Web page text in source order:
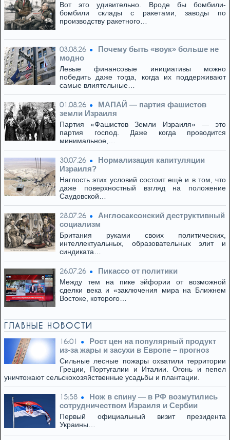
Вот это удивительно. Вроде бы бомбили-
бомбили склады с ракетами, заводы по
производству ракетного…
03.08.26
Почему быть «воук» больше не
модно
Левые финансовые инициативы можно
победить даже тогда, когда их поддерживают
самые влиятельные…
01.08.26
МАПАЙ — партия фашистов
земли Израиля
Партия «Фашистов Земли Израиля» — это
партия господ. Даже когда проводится
минимальное,…
30.07.26
Нормализация капитуляции
Израиля?
Наглость этих условий состоит ещё и в том, что
даже поверхностный взгляд на положение
Саудовской…
28.07.26
Англосаксонский деструктивный
социализм
Британия руками своих политических,
интеллектуальных, образовательных элит и
синдиката…
26.07.26 Пикассо от политики
Между тем на пике эйфории от возможной
сделки века и «заключения мира на Ближнем
Востоке, которого…
ГЛАВНЫЕ НОВОСТИ
16:01
Рост цен на популярный продукт
из-за жары и засухи в Европе – прогноз
Сильные лесные пожары охватили территории
Греции, Португалии и Италии. Огонь и пепел
уничтожают сельскохозяйственные усадьбы и плантации.
15:58
Нож в спину — в РФ возмутились
сотрудничеством Израиля и Сербии
Первый официальный визит президента
Украины…